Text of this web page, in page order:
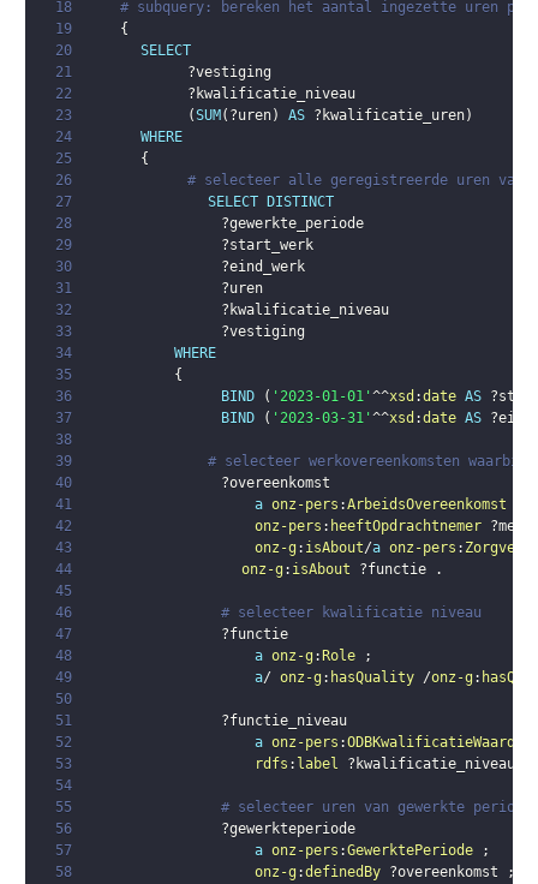
18
# subquery: bereken het aantal ingezette uren
19
{
20
SELECT
21
?vestiging
22
?kwalificatie_niveau
23
(SUM ( ?uren) AS ?kwalificatie_uren)
24
WHERE
25
{
26
# selecteer alle geregistreerde uren van
27
SELECT
DISTINCT
28
?gewerkte_periode
29
?start_werk
30
?eind_werk
31
?uren
32
?kwalificatie_niveau
33
?vestiging
34
WHERE
35
{
36
BIND ( '2023-01-01'^^xsd :date AS
37
BIND ( '2023-03-31'^^xsd :date AS
38
39
# selecteer werkovereenkomsten
40
?overeenkomst
41
a onz-pers :ArbeidsOvereenkomst
42
onz-pers : heeftOpdrachtnemer
43
onz-g : isAbout/a onz-pers :
44
onz-g : isAbout ?functie
.
45
46
# selecteer kwalificatie niveau
47
?functie
48
a onz-g : Role
;
49
a/ onz-g : hasQuality /onz-g :
50
51
?functie_niveau
52
a onz-pers :ODBKwalificatieWaarde
53
rdfs : label ?kwalificatie_niveau
54
55
# selecteer uren van gewerkte periode
56
?gewerkteperiode
57
a onz-pers :GewerktePeriode
;
58
onz-g :definedBy ?overeenkomst
;